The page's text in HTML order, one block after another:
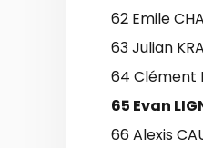
62 Emile
63 Julian
64 Clément
65 Evan
66 Alexis